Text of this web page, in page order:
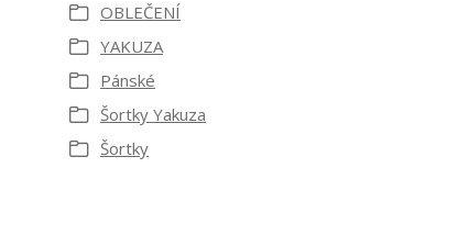
OBLEČENÍ
YAKUZA
Pánské
Šortky Yakuza
Šortky